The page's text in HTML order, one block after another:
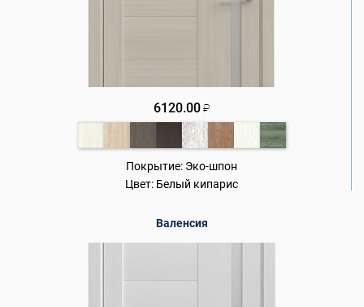
6120.00 ₽
Покрытие: Эко-шпон
Цвет: Белый кипарис
Валенсия